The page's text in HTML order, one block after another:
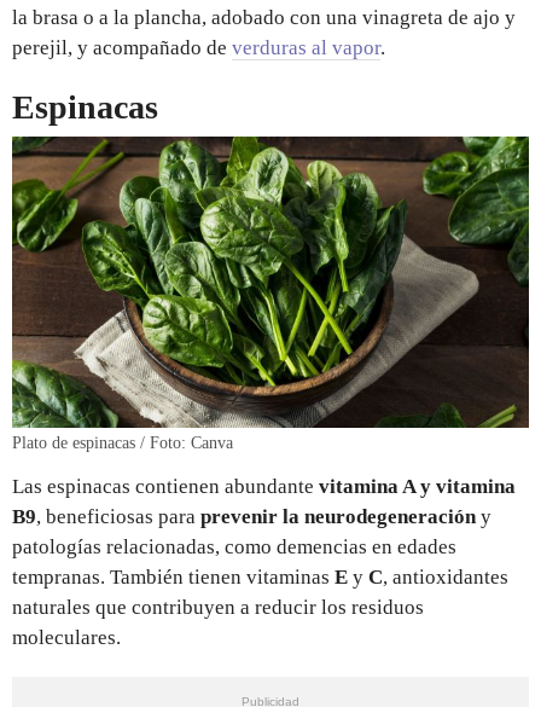
la brasa o a la plancha, adobado con una vinagreta de ajo y
perejil, y acompañado de verduras al vapor.
Espinacas
Plato de espinacas / Foto: Canva
Las espinacas contienen abundante vitamina A y vitamina
B9, beneficiosas para prevenir la neurodegeneración y
patologías relacionadas, como demencias en edades
tempranas. También tienen vitaminas E y C, antioxidantes
naturales que contribuyen a reducir los residuos
moleculares.